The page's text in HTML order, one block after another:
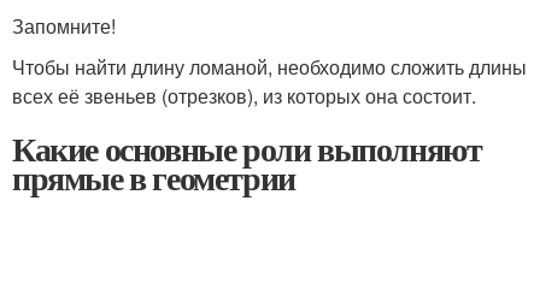
Запомните!
Чтобы найти длину ломаной, необходимо сложить длины
всех её звеньев (отрезков), из которых она состоит.
Какие основные роли выполняют
прямые в геометрии